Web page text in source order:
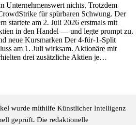
Unternehmenswert nichts. Trotzdem
für spürbaren Schwung. Der
startete am 2. Juli 2026 erstmals mit
in den Handel — und legte prompt zu.
neue Kursmarken Der 4-für-1-Split
am 1. Juli wirksam. Aktionäre mit
drei zusätzliche Aktien je…
wurde mithilfe Künstlicher Intelligenz
geprüft. Die redaktionelle